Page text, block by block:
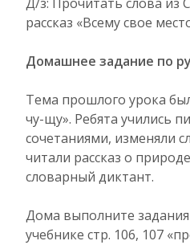
рассказ «Всему свое
Домашнее задание по
Тема прошлого урока
чу-щу». Ребята учились
сочетаниями, изменяли
читали рассказ о
словарный диктант.
Дома выполните задания
учебнике стр. 106, 107